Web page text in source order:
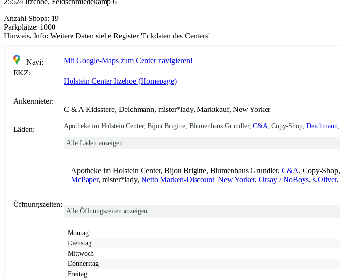
Anzahl Shops: 19
Parkplätze: 1000
Hinweis, Info: Weitere Daten siehe Register 'Eckdaten des Centers'
Navi:
Mit Google-Maps zum Center navigieren!
EKZ:
Holstein Center Itzehoe (Homepage)
Ankermieter:
C & A Kidsstore, Deichmann, mister*lady, Marktkauf, New Yorker
Läden: Apotheke im Holstein Center, Bijou Brigitte, Blumenhaus Grundler, C&A , Copy-Shop, Deichmann
Alle Läden anzeigen
Apotheke im Holstein Center, Bijou Brigitte, Blumenhaus Grundler, C&A, Copy-Shop,
McPaper, mister*lady, Netto Marken-Discount, New Yorker, Orsay / NoBoys, s.Oliver,
Öffnungszeiten:
Alle Öffnungszeiten anzeigen
Montag
Dienstag
Mittwoch
Donnerstag
Freitag